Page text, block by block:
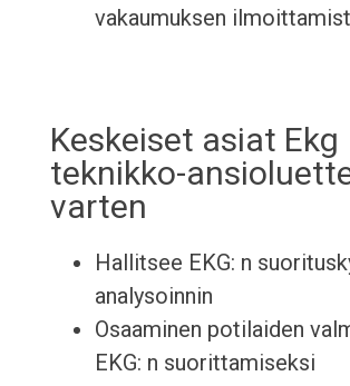
vakaumuksen
Keskeiset asiat Ekg
teknikko-
varten
Hallitsee EKG: n
analysoinnin
Osaaminen potilaiden
EKG: n suorittamiseksi